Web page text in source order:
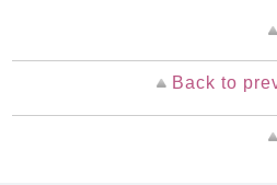
Back to